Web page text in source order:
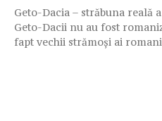
Geto-Dacia – străbuna reală
Geto-Dacii nu au fost
fapt vechii strămoși ai